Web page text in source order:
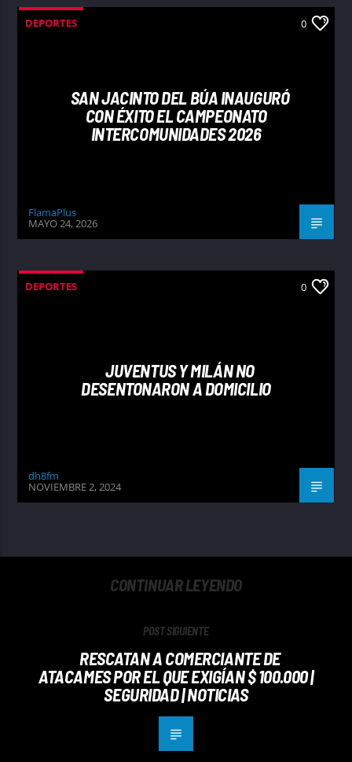
DEPORTES 0
SAN JACINTO DEL BÚA INAUGURÓ
CON ÉXITO EL CAMPEONATO
INTERCOMUNIDADES 2026
FlamaPlus
MAYO 24, 2026
DEPORTES 0
JUVENTUS Y MILÁN NO
DESENTONARON A DOMICILIO
dh8fm
NOVIEMBRE 2, 2024
CONTINUAR LEYENDO
POST SIGUIENTE
RESCATAN A COMERCIANTE DE
ATACAMES POR EL QUE EXIGÍAN $ 100.000 |
SEGURIDAD | NOTICIAS